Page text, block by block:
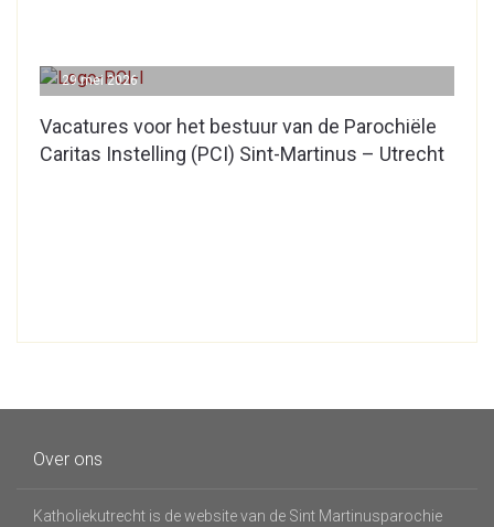
Vacatures voor het bestuur van de Parochiële
Caritas Instelling (PCI) Sint-Martinus – Utrecht
29 mei 2026
Over ons
Katholiekutrecht is de website van de Sint Martinusparochie